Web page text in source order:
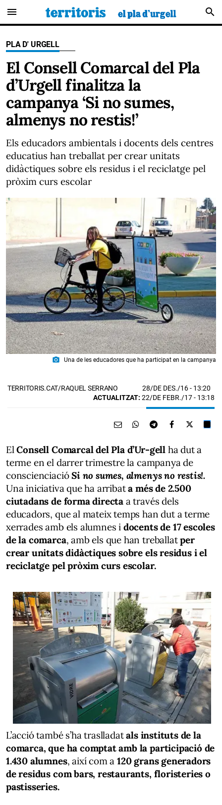
menu search
PLA D' URGELL
El Consell Comarcal del Pla
d’Urgell finalitza la
campanya ‘Si no sumes,
almenys no restis!’
Els educadors ambientals i docents dels centres
educatius han treballat per crear unitats
didàctiques sobre els residus i el reciclatge pel
pròxim curs escolar
photo_camera Una de les educadores que ha participat en la campanya
TERRITORIS.CAT/RAQUEL SERRANO 28/DE DES./16- 13:20
ACTUALITZAT: 22/DE FEBR./17 - 13:18
ElConsell Comarcal del Pla d’Ur-gellha dut a
terme en el darrer trimestre la campanya de
conscienciació Si no sumes, almenys no restis!.
Una iniciativa que ha arribata més de 2.500
ciutadans de forma directa a través dels
educadors, que al mateix temps han dut a terme
xerrades amb els alumnes i docents de 17 escoles
de la comarca, amb els que han treballatper
crear unitats didàctiques sobre els residus i el
reciclatge pel pròxim curs escolar.
L’acció també s’ha traslladatals instituts de la
comarca, que ha comptat amb la participació de
1.430 alumnes, així com a120 grans generadors
de residus com bars, restaurants, floristeries o
pastisseries.